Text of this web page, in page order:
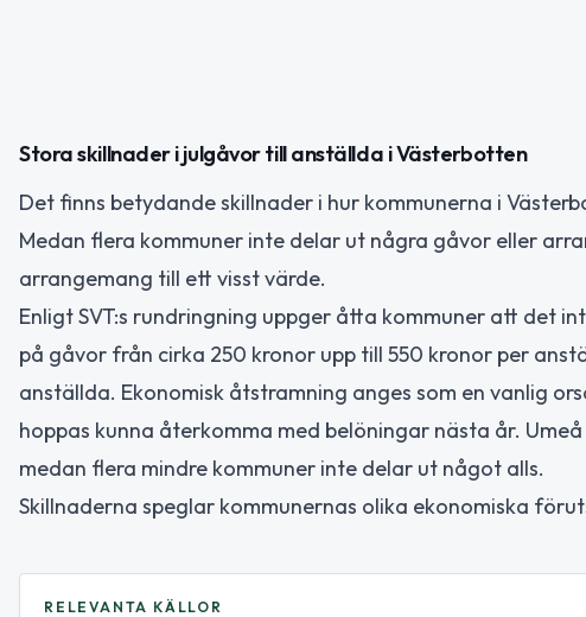
Stora skillnader i julgåvor till anställda i Västerbotten
Det finns betydande skillnader i hur kommunerna i
Medan flera kommuner inte delar ut några gåvor eller
arrangemang till ett visst värde.
Enligt SVT:s rundringning uppger åtta kommuner att det
på gåvor från cirka 250 kronor upp till 550 kronor per
anställda. Ekonomisk åtstramning anges som en vanlig
hoppas kunna återkomma med belöningar nästa år.
medan flera mindre kommuner inte delar ut något alls.
Skillnaderna speglar kommunernas olika ekonomiska
RELEVANTA KÄLLOR